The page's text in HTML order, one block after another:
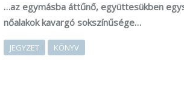
…az egymásba áttűnő, együttesükben
nőalakok kavargó sokszínűsége…
JEGYZET KÖNYV